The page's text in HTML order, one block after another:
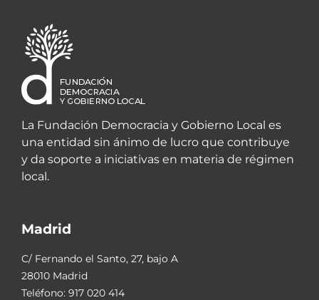
La Fundación Democracia y Gobierno Local es
una entidad sin ánimo de lucro que contribuye
y da soporte a iniciativas en materia de régimen
local.
Madrid
C/ Fernando el Santo, 27, bajo A
28010 Madrid
Teléfono: 917 020 414